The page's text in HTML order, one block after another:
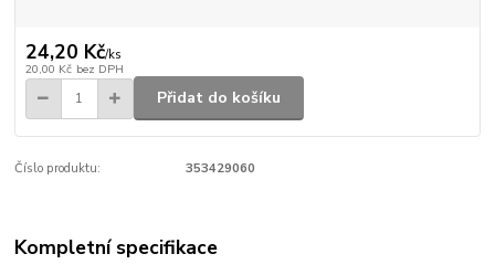
24,20 Kč/ks
20,00 Kč bez DPH
Přidat do košíku
Číslo produktu: 353429060
Kompletní specifikace